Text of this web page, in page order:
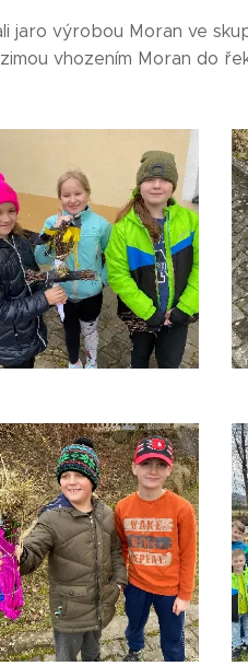
jaro výrobou Moran ve
vhozením Moran do